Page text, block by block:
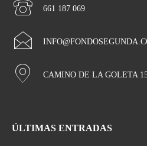
661 187 069
CAMINO DE LA GOLETA
ÚLTIMAS ENTRADAS